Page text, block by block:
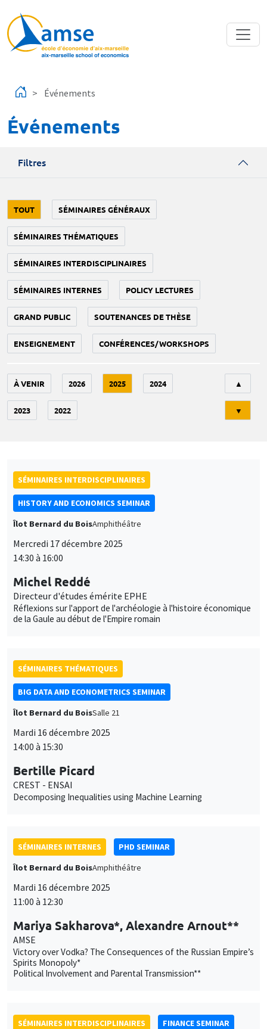
Événements
Événements
Filtres
TOUT SÉMINAIRES GÉNÉRAUX
SÉMINAIRES THÉMATIQUES
SÉMINAIRES INTERDISCIPLINAIRES
SÉMINAIRES INTERNES POLICY LECTURES
GRAND PUBLIC SOUTENANCES DE THÈSE
ENSEIGNEMENT CONFÉRENCES/WORKSHOPS
À VENIR 2026 2025 2024
2023 2022
▲
▼
SÉMINAIRES INTERDISCIPLINAIRES
HISTORY AND ECONOMICS SEMINAR
Îlot Bernard du BoisAmphithéâtre
Mercredi 17 décembre 2025
14:30 à 16:00
Michel Reddé
Directeur d'études émérite EPHE
Réflexions sur l'apport de l'archéologie à l'histoire économique
de la Gaule au début de l'Empire romain
SÉMINAIRES THÉMATIQUES
BIG DATA AND ECONOMETRICS SEMINAR
Îlot Bernard du BoisSalle 21
Mardi 16 décembre 2025
14:00 à 15:30
Bertille Picard
CREST - ENSAI
Decomposing Inequalities using Machine Learning
SÉMINAIRES INTERNES
PHD SEMINAR
Îlot Bernard du BoisAmphithéâtre
Mardi 16 décembre 2025
11:00 à 12:30
Mariya Sakharova*, Alexandre Arnout**
AMSE
Victory over Vodka? The Consequences of the Russian Empire’s
Spirits Monopoly*
Political Involvement and Parental Transmission**
SÉMINAIRES INTERDISCIPLINAIRES
FINANCE SEMINAR